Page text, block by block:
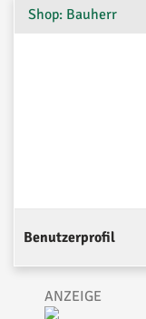
Shop: Bauherr
Benutzerprofil